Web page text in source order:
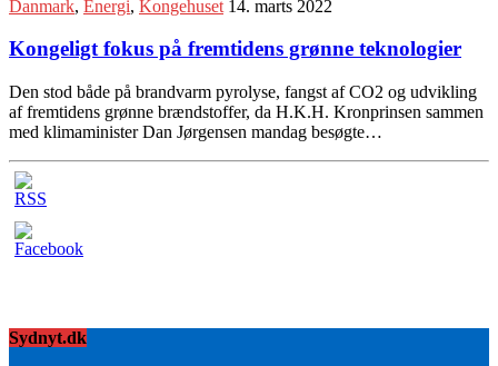
Danmark, Energi, Kongehuset 14. marts 2022
Kongeligt fokus på fremtidens grønne teknologier
Den stod både på brandvarm pyrolyse, fangst af CO2 og udvikling
af fremtidens grønne brændstoffer, da H.K.H. Kronprinsen sammen
med klimaminister Dan Jørgensen mandag besøgte…
Sydnyt.dk